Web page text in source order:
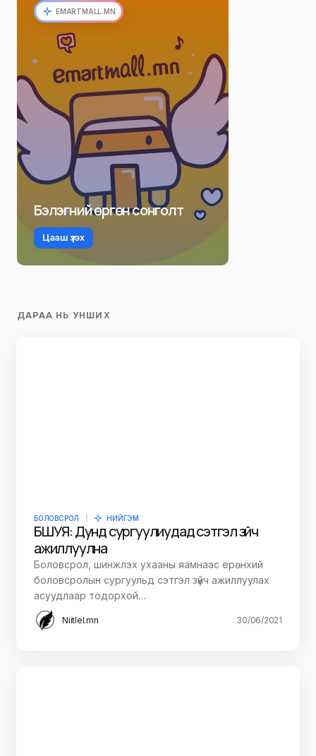
EMARTMALL.MN
Бэлэгний өргөн сонголт
Цааш үзэх
ДАРАА НЬ УНШИХ
БОЛОВСРОЛ НИЙГЭМ
БШУЯ: Дунд сургуулиудад сэтгэл зүйч
ажиллуулна
Боловсрол, шинжлэх ухааны яамнаас ерөнхий
боловсролын сургуульд сэтгэл зүйч ажиллуулах
асуудлаар тодорхой…
Niitlel.mn 30/06/2021